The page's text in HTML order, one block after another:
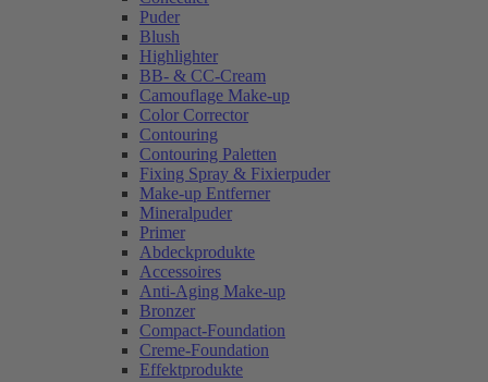
Puder
Blush
Highlighter
BB- & CC-Cream
Camouflage Make-up
Color Corrector
Contouring
Contouring Paletten
Fixing Spray & Fixierpuder
Make-up Entferner
Mineralpuder
Primer
Abdeckprodukte
Accessoires
Anti-Aging Make-up
Bronzer
Compact-Foundation
Creme-Foundation
Effektprodukte